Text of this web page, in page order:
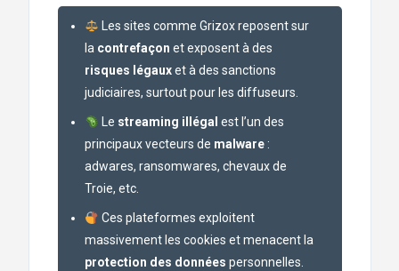
Les sites comme Grizox reposent sur
la contrefaçon et exposent à des
risques légauxet à des sanctions
judiciaires, surtout pour les diffuseurs.
Le streaming illégal est l’un des
principaux vecteurs de malware :
adwares, ransomwares, chevaux de
Troie, etc.
Ces plateformes exploitent
massivement les cookies et menacent la
protection des données personnelles.